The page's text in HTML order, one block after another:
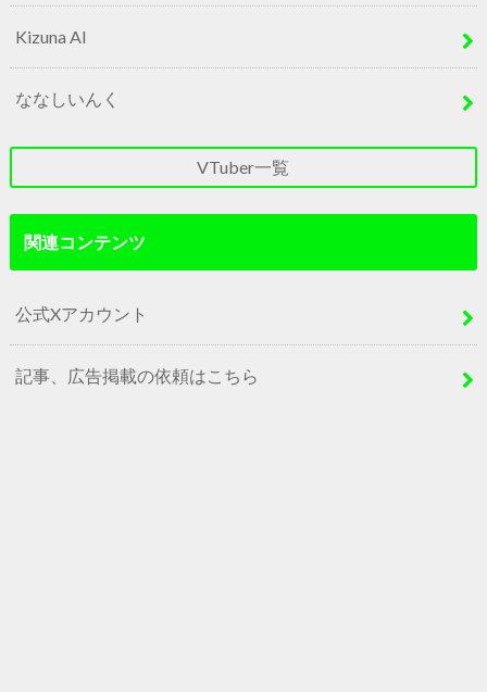
Kizuna AI
ななしいんく
VTuber一覧
関連コンテンツ
公式Xアカウント
記事、広告掲載の依頼はこちら